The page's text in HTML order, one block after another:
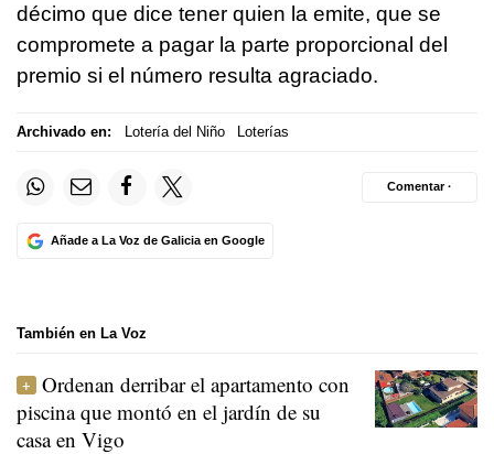
décimo que dice tener quien la emite, que se
compromete a pagar la parte proporcional del
premio si el número resulta agraciado.
Archivado en: Lotería del Niño Loterías
Añade a La Voz de Galicia en Google
Comentar ·
También en La Voz
Ordenan derribar el apartamento con
piscina que montó en el jardín de su
casa en Vigo